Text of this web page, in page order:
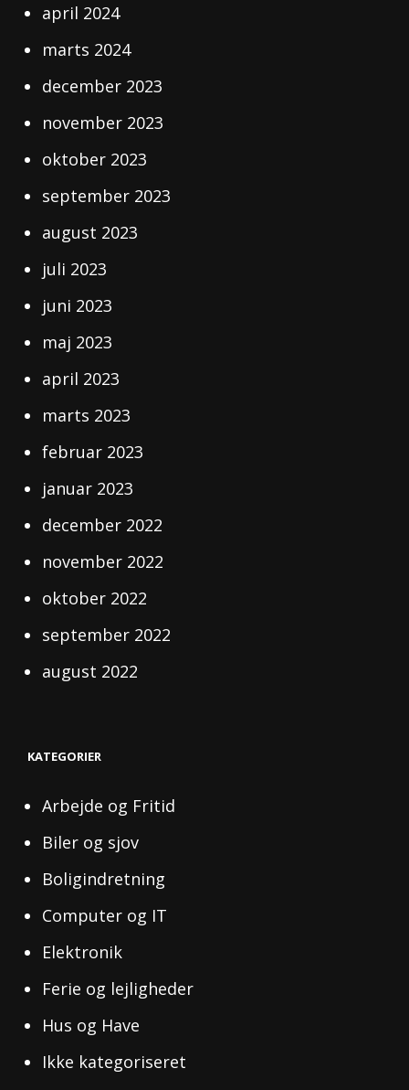
april 2024
marts 2024
december 2023
november 2023
oktober 2023
september 2023
august 2023
juli 2023
juni 2023
maj 2023
april 2023
marts 2023
februar 2023
januar 2023
december 2022
november 2022
oktober 2022
september 2022
august 2022
KATEGORIER
Arbejde og Fritid
Biler og sjov
Boligindretning
Computer og IT
Elektronik
Ferie og lejligheder
Hus og Have
Ikke kategoriseret